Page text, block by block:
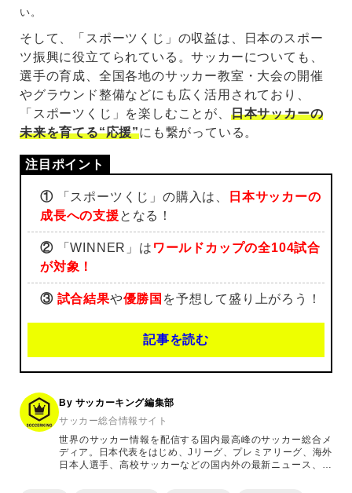
い。
そして、「スポーツくじ」の収益は、日本のスポー
ツ振興に役立てられている。サッカーについても、
選手の育成、全国各地のサッカー教室・大会の開催
やグラウンド整備などにも広く活用されており、
「スポーツくじ」を楽しむことが、 日本サッカーの
未来を育てる“応援”にも繋がっている。
①「スポーツくじ」の購入は、
日本サッカーの
成長への支援となる！
②「WINNER」は ワールドカップの全104試合
が対象！
③ 試合結果や優勝国 を予想して盛り上がろう！
記事を読む
By サッカーキング編集部
サッカー総合情報サイト
世界のサッカー情報を配信する国内最高峰のサッカー総合メ
ディア。日本代表をはじめ、Jリーグ、プレミアリーグ、海外
日本人選手、高校サッカーなどの国内外の最新ニュース、コ